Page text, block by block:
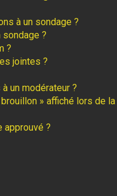
à un sondage ?
?
?
jointes ?
un modérateur ?
» affiché lors de la
approuvé ?